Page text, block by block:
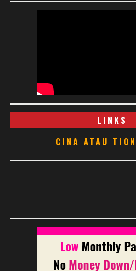
LINKS
CINA ATAU